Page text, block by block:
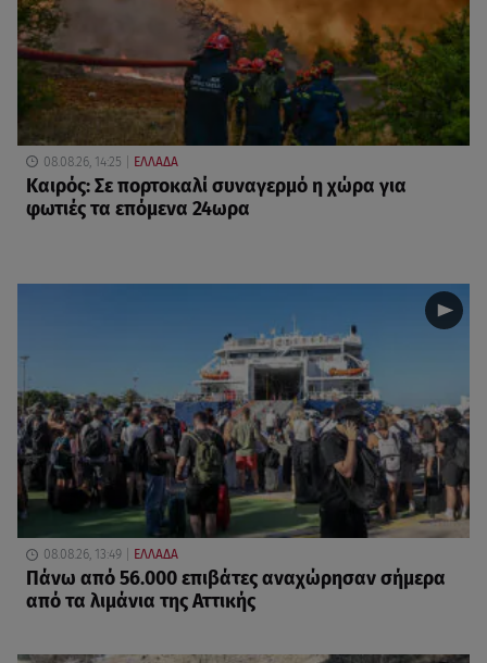
08.08.26, 14:25 ΕΛΛΑΔΑ
Καιρός: Σε πορτοκαλί συναγερμό η χώρα για
φωτιές τα επόμενα 24ωρα
08.08.26, 13:49 ΕΛΛΑΔΑ
Πάνω από 56.000 επιβάτες αναχώρησαν σήμερα
από τα λιμάνια της Αττικής